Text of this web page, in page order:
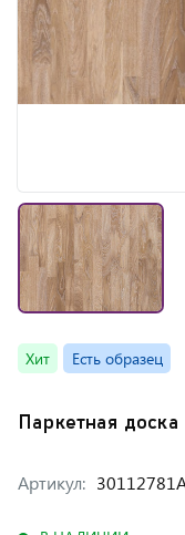
Хит Есть образец
Паркетная
Артикул: